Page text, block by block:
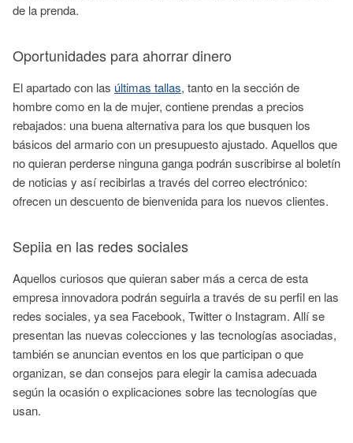
de la prenda.
Oportunidades para ahorrar dinero
El apartado con las últimas tallas, tanto en la sección de
hombre como en la de mujer, contiene prendas a precios
rebajados: una buena alternativa para los que busquen los
básicos del armario con un presupuesto ajustado. Aquellos que
no quieran perderse ninguna ganga podrán suscribirse al boletín
de noticias y así recibirlas a través del correo electrónico:
ofrecen un descuento de bienvenida para los nuevos clientes.
Sepiia en las redes sociales
Aquellos curiosos que quieran saber más a cerca de esta
empresa innovadora podrán seguirla a través de su perfil en las
redes sociales, ya sea Facebook, Twitter o Instagram. Allí se
presentan las nuevas colecciones y las tecnologías asociadas,
también se anuncian eventos en los que participan o que
organizan, se dan consejos para elegir la camisa adecuada
según la ocasión o explicaciones sobre las tecnologías que
usan.